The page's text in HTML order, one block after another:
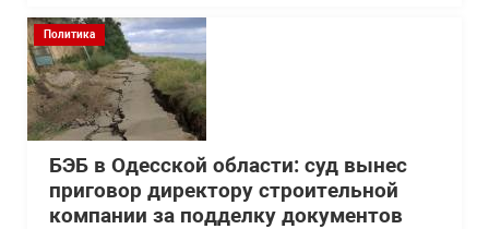
Политика
БЭБ в Одесской области: суд вынес
приговор директору строительной
компании за подделку документов